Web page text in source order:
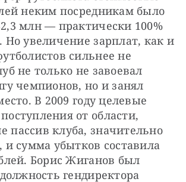
неким посредникам было
млн — практически 100%
Но увеличение зарплат, как и
сильнее не
не только не завоевал
чемпионов, но и занял
В 2009 году целевые
от области,
пассив клуба, значительно
и сумма убытков составила
Борис Жиганов был
гендиректора